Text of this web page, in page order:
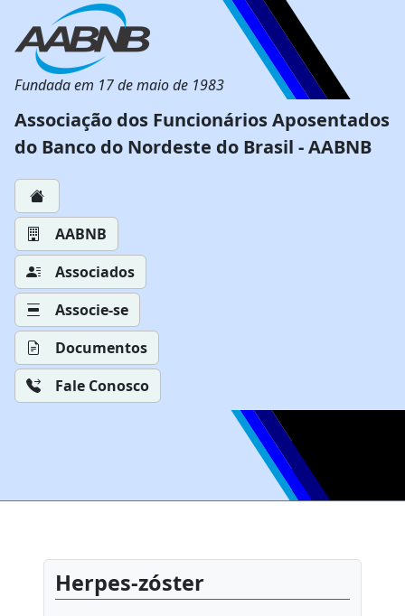
Fundada em 17 de maio de 1983
Associação dos Funcionários Aposentados
do Banco do Nordeste do Brasil - AABNB
AABNB
Associados
Associe-se
Documentos
Fale Conosco
Herpes-zóster